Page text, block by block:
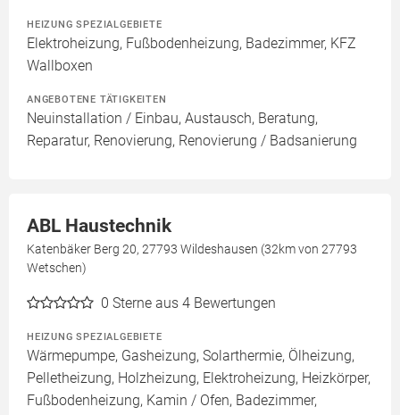
HEIZUNG SPEZIALGEBIETE
Elektroheizung, Fußbodenheizung, Badezimmer, KFZ
Wallboxen
ANGEBOTENE TÄTIGKEITEN
Neuinstallation / Einbau, Austausch, Beratung,
Reparatur, Renovierung, Renovierung / Badsanierung
ABL Haustechnik
Katenbäker Berg 20, 27793 Wildeshausen (32km von 27793
Wetschen)
0 Sterne aus 4 Bewertungen
HEIZUNG SPEZIALGEBIETE
Wärmepumpe, Gasheizung, Solarthermie, Ölheizung,
Pelletheizung, Holzheizung, Elektroheizung, Heizkörper,
Fußbodenheizung, Kamin / Ofen, Badezimmer,